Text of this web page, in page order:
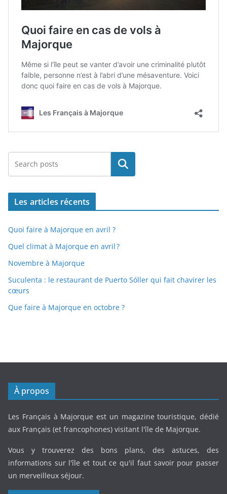
Rechercher
Les articles récents
Quoi faire à Majorque en avril ?
Quel climat à Majorque en avril ?
Novembre à Majorque
Suculenta : le restaurant de Puerto Sóller qui fait chavirer les
cœurs
Que faire à Majorque en octobre ?
À propos
Les Français à Majorque est un magazine touristique, dédié
aux Français (et francophones) visitant l'île de Majorque.
Vous y trouverez des bons plans, des astuces, des
informations sur l'île et tout ce qu'il faut savoir pour passer
un merveilleux séjour.